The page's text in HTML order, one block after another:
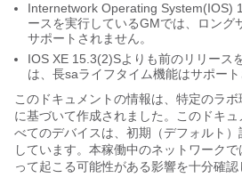
Internetwork Operating System(IOS)
ースを実行しているGMでは、ロング
サポートされません。
IOS XE 15.3(2)Sよりも前のリリース
は、長saライフタイム機能はサポート
このドキュメントの情報は、特定のラ
に基づいて作成されました。このドキ
べてのデバイスは、初期（デフォルト
しています。本稼働中のネットワーク
って起こる可能性がある影響を十分確認